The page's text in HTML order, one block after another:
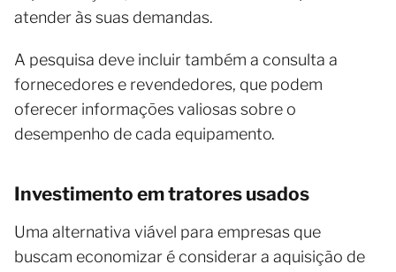
atender às suas demandas.
A pesquisa deve incluir também a consulta a
fornecedores e revendedores, que podem
oferecer informações valiosas sobre o
desempenho de cada equipamento.
Investimento em tratores usados
Uma alternativa viável para empresas que
buscam economizar é considerar a aquisição de